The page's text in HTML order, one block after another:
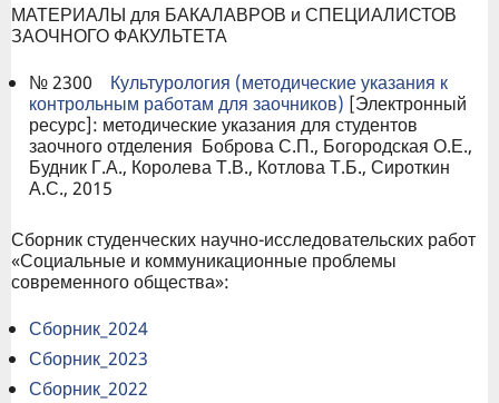
МАТЕРИАЛЫ для БАКАЛАВРОВ и СПЕЦИАЛИСТОВ
ЗАОЧНОГО ФАКУЛЬТЕТА
№ 2300 Культурология (методические указания к
контрольным работам для заочников) [Электронный
ресурс]: методические указания для студентов
заочного отделения Боброва С.П., Богородская О.Е.,
Будник Г.А., Королева Т.В., Котлова Т.Б., Сироткин
А.С., 2015
Сборник студенческих научно-исследовательских работ
«Социальные и коммуникационные проблемы
современного общества»:
Сборник_2024
Сборник_2023
Сборник_2022